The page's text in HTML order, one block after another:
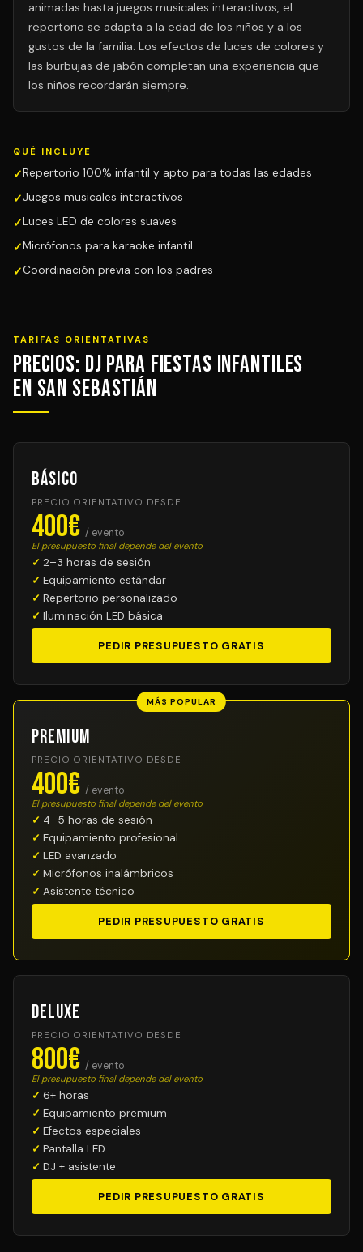
animadas hasta juegos musicales interactivos, el
repertorio se adapta a la edad de los niños y a los
gustos de la familia. Los efectos de luces de colores y
las burbujas de jabón completan una experiencia que
los niños recordarán siempre.
QUÉ INCLUYE
Repertorio 100% infantil y apto para todas las edades
Juegos musicales interactivos
Luces LED de colores suaves
Micrófonos para karaoke infantil
Coordinación previa con los padres
TARIFAS ORIENTATIVAS
Precios: DJ para Fiestas Infantiles
en San Sebastián
Básico
PRECIO ORIENTATIVO DESDE
400€ / evento
El presupuesto final depende del evento
2–3 horas de sesión
Equipamiento estándar
Repertorio personalizado
Iluminación LED básica
PEDIR PRESUPUESTO GRATIS
MÁS POPULAR
Premium
PRECIO ORIENTATIVO DESDE
400€ / evento
El presupuesto final depende del evento
4–5 horas de sesión
Equipamiento profesional
LED avanzado
Micrófonos inalámbricos
Asistente técnico
PEDIR PRESUPUESTO GRATIS
Deluxe
PRECIO ORIENTATIVO DESDE
800€ / evento
El presupuesto final depende del evento
6+ horas
Equipamiento premium
Efectos especiales
Pantalla LED
DJ + asistente
PEDIR PRESUPUESTO GRATIS